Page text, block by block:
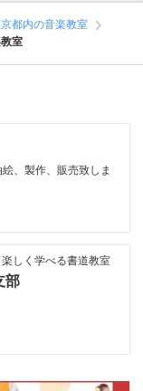
都内の音楽教室
室
、製作、販売致しま
しく学べる書道教室
部